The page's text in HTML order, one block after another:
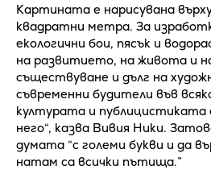
Картината е нарисувана
квадратни метра. За
екологични бои, пясък и
на развитието, на живота и
съществуване и дълг на
съвременни будители във
културата и публицистиката
него“, казва Вивия Ники.
думата “с големи букви и да
натам са всички пътища.”